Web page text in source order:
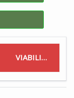
VIABILIDAD